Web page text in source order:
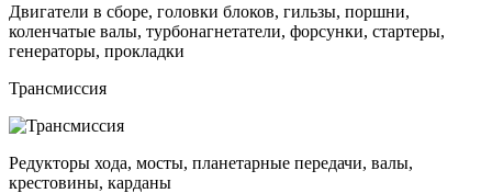
Двигатели в сборе, головки блоков, гильзы, поршни,
коленчатые валы, турбонагнетатели, форсунки, стартеры,
генераторы, прокладки
Трансмиссия
Редукторы хода, мосты, планетарные передачи, валы,
крестовины, карданы